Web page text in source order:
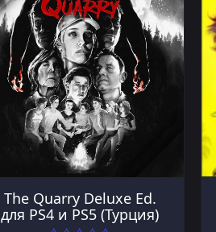
The Quarry Deluxe Ed.
для PS4 и PS5 (Турция)